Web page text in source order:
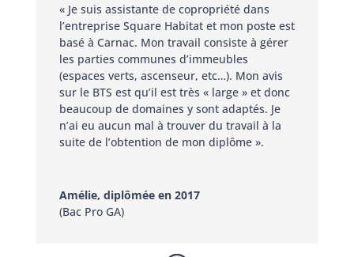
« Je suis assistante de copropriété dans
l’entreprise Square Habitat et mon poste est
basé à Carnac. Mon travail consiste à gérer
les parties communes d’immeubles
(espaces verts, ascenseur, etc…). Mon avis
sur le BTS est qu’il est très « large » et donc
beaucoup de domaines y sont adaptés. Je
n’ai eu aucun mal à trouver du travail à la
suite de l’obtention de mon diplôme ».
Amélie, diplômée en 2017
(Bac Pro GA)